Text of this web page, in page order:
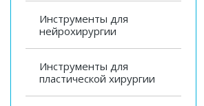
Инструменты для
нейрохирургии
Инструменты для
пластической хирургии